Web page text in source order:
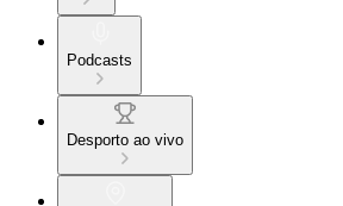
Podcasts
Desporto ao vivo